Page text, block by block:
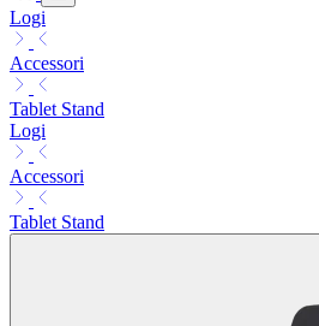
Logi
Accessori
Tablet Stand
Logi
Accessori
Tablet Stand